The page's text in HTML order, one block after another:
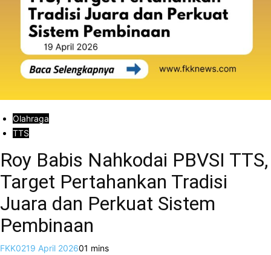
Olahraga
TTS
Roy Babis Nahkodai PBVSI TTS,
Target Pertahankan Tradisi
Juara dan Perkuat Sistem
Pembinaan
FKK0219 April 202601 mins